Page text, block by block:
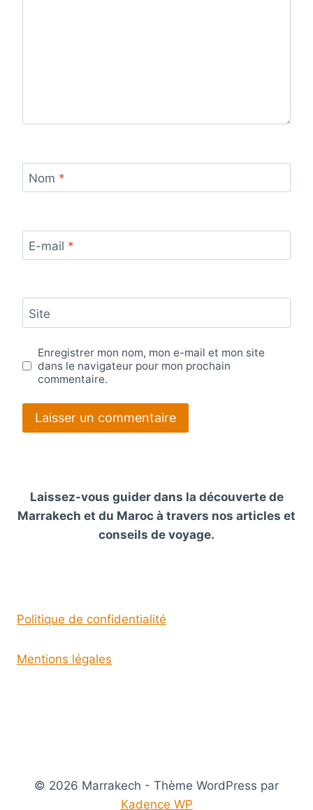
Nom *
E-mail *
Site
Enregistrer mon nom, mon e-mail et mon site
dans le navigateur pour mon prochain
commentaire.
Laissez-vous guider dans la découverte de
Marrakech et du Maroc à travers nos articles et
conseils de voyage.
Politique de confidentialité
Mentions légales
© 2026 Marrakech - Thème WordPress par
Kadence WP